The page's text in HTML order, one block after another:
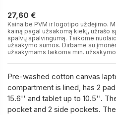
27,60 €
Kaina be PVM ir logotipo uždėjimo.
kainą pagal užsakomą kiekį, užrašo
spalvų spalvingumą. Taikome
užsakymo sumos. Dirbame su
užsakymams taikoma min.
Pre-washed cotton canvas
compartment is lined, has 2
15.6'' and tablet up to 10.5''.
pocket and 2 side pockets.